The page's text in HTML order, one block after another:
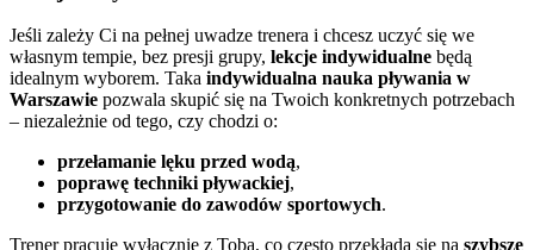
Jeśli zależy Ci na pełnej uwadze trenera i chcesz uczyć się we
własnym tempie, bez presji grupy, lekcje indywidualne będą
idealnym wyborem. Taka indywidualna nauka pływania w
Warszawie pozwala skupić się na Twoich konkretnych potrzebach
– niezależnie od tego, czy chodzi o:
przełamanie lęku przed wodą,
poprawę techniki pływackiej,
przygotowanie do zawodów sportowych.
Trener pracuje wyłącznie z Tobą, co często przekłada się na szybsze